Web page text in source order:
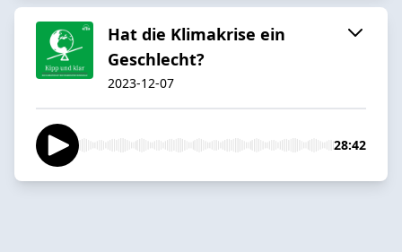
Hat die Klimakrise ein
Geschlecht?
2023-12-07
28:42